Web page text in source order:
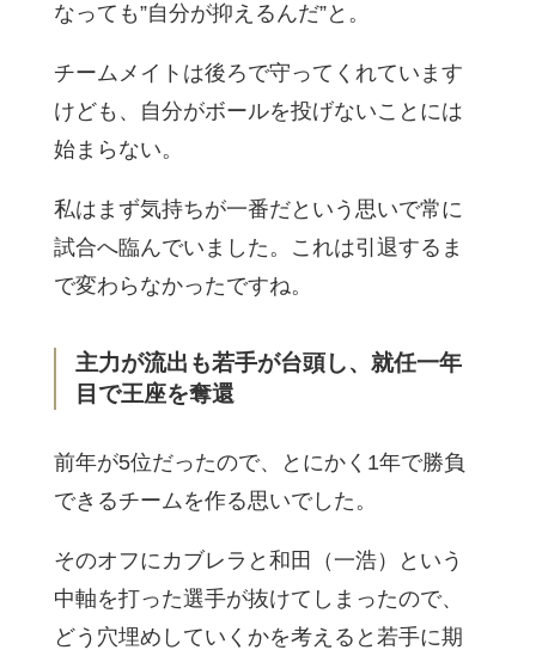
なっても”自分が抑えるんだ”と。
チームメイトは後ろで守ってくれています
けども、自分がボールを投げないことには
始まらない。
私はまず気持ちが一番だという思いで常に
試合へ臨んでいました。これは引退するま
で変わらなかったですね。
主力が流出も若手が台頭し、就任一年
目で王座を奪還
前年が5位だったので、とにかく1年で勝負
できるチームを作る思いでした。
そのオフにカブレラと和田（一浩）という
中軸を打った選手が抜けてしまったので、
どう穴埋めしていくかを考えると若手に期